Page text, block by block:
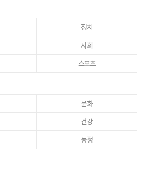
정치
사회
스포츠
문화
건강
동정